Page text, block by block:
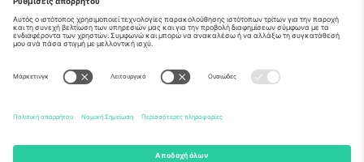
Mexico
Av Chapultepec 360, Roma
Norte, Cuauhtémoc, 06700
Ciudad de México, CDMX,
Mexico
Η νομική οντότητα του παρόχου πλατφόρμας ενδέχεται να
τομέα. Για λεπτομέρειες ανατρέξτε στη σελίδα της συγκεκριμένης